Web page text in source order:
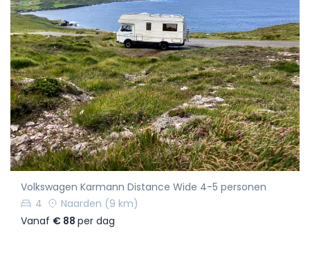
Volkswagen Karmann Distance Wide 4-5 personen
4
Naarden (9 km)
Vanaf € 88 per dag